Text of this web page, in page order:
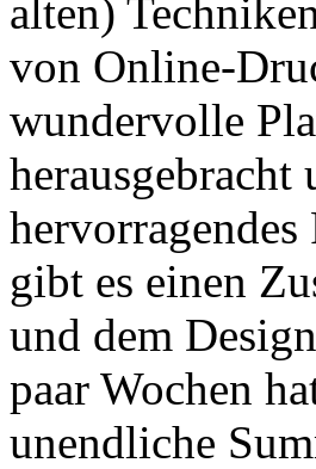
alten)
von Online-
wundervolle
hervorragendes
gibt es einen
und dem
paar Wochen
unendliche